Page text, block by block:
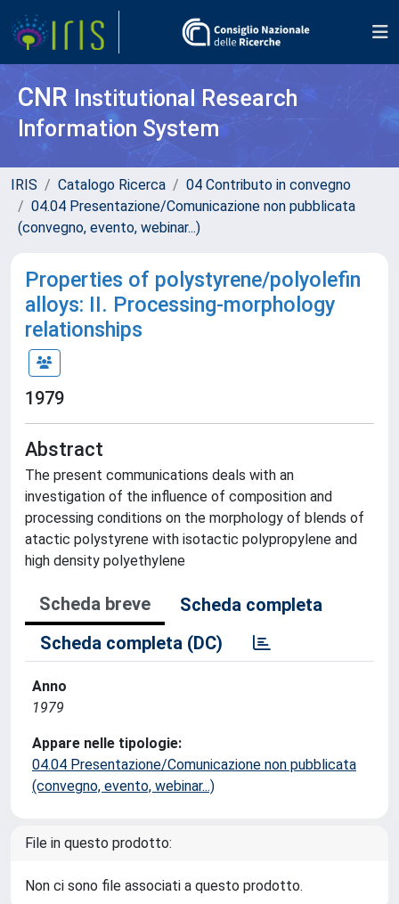
CNR Institutional Research
Information System
IRIS Catalogo Ricerca
04 Contributo in convegno
04.04 Presentazione/Comunicazione non pubblicata
(convegno, evento, webinar...)
Properties of polystyrene/polyolefin
alloys: II. Processing-morphology
relationships
1979
Abstract
The present communications deals with an
investigation of the influence of composition and
processing conditions on the morphology of blends of
atactic polystyrene with isotactic polypropylene and
high density polyethylene
Scheda breve
Scheda completa
Scheda completa (DC)
Anno
1979
Appare nelle tipologie:
04.04 Presentazione/Comunicazione non pubblicata
(convegno, evento, webinar...)
File in questo prodotto:
Non ci sono file associati a questo prodotto.